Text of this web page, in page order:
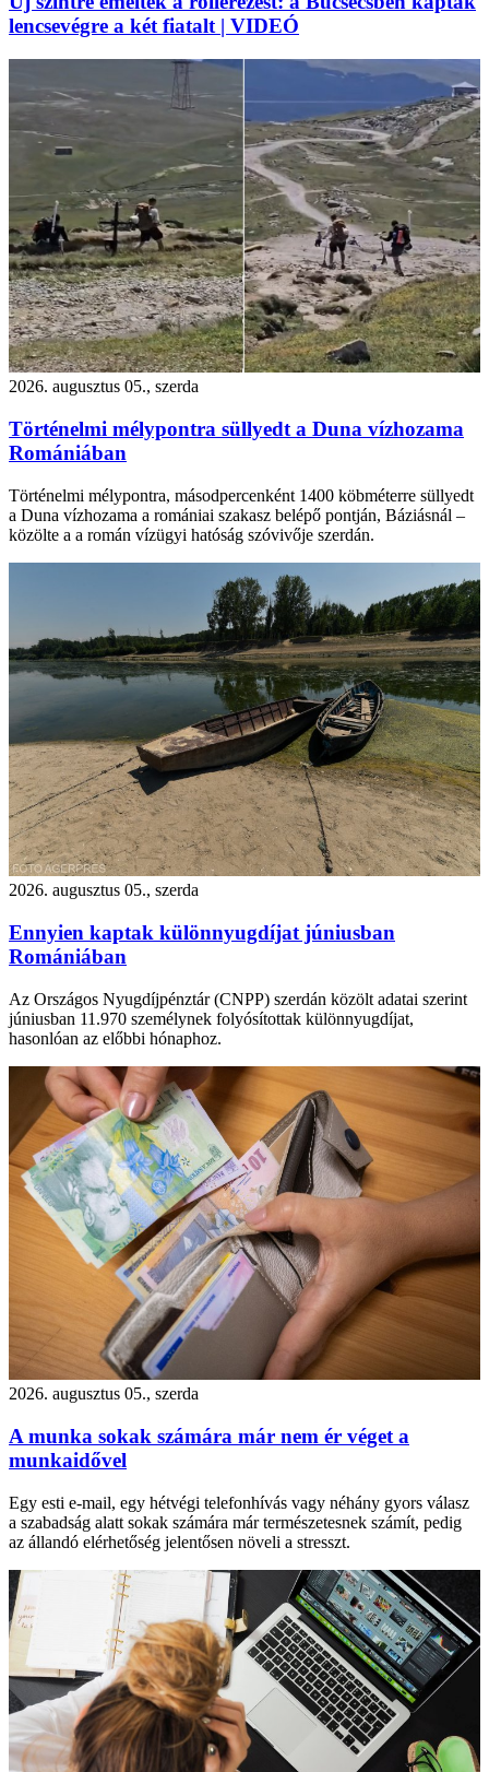
lencsevégre a két fiatalt | VIDEÓ
2026. augusztus 05., szerda
Történelmi mélypontra süllyedt a Duna vízhozama
Romániában
Történelmi mélypontra, másodpercenként 1400 köbméterre süllyedt
a Duna vízhozama a romániai szakasz belépő pontján, Báziásnál –
közölte a a román vízügyi hatóság szóvivője szerdán.
2026. augusztus 05., szerda
Ennyien kaptak különnyugdíjat júniusban
Romániában
Az Országos Nyugdíjpénztár (CNPP) szerdán közölt adatai szerint
júniusban 11.970 személynek folyósítottak különnyugdíjat,
hasonlóan az előbbi hónaphoz.
2026. augusztus 05., szerda
A munka sokak számára már nem ér véget a
munkaidővel
Egy esti e-mail, egy hétvégi telefonhívás vagy néhány gyors válasz
a szabadság alatt sokak számára már természetesnek számít, pedig
az állandó elérhetőség jelentősen növeli a stresszt.